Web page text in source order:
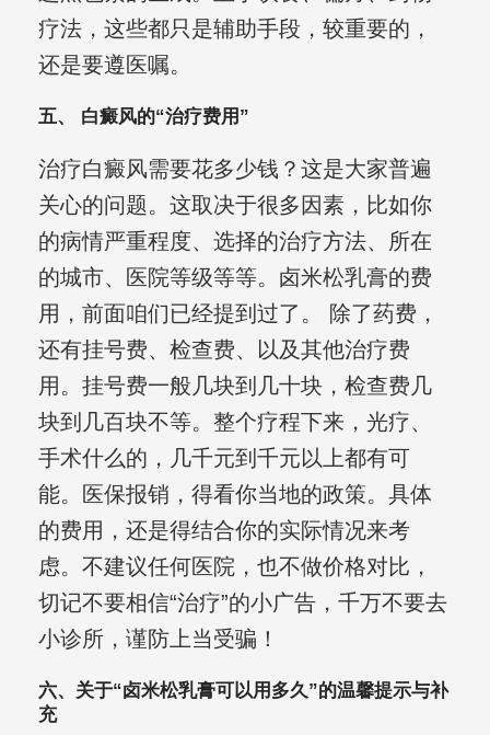
疗法，这些都只是辅助手段，较重要的，
还是要遵医嘱。
五、 白癜风的“治疗费用”
治疗白癜风需要花多少钱？这是大家普遍
关心的问题。这取决于很多因素，比如你
的病情严重程度、选择的治疗方法、所在
的城市、医院等级等等。卤米松乳膏的费
用，前面咱们已经提到过了。 除了药费，
还有挂号费、检查费、以及其他治疗费
用。挂号费一般几块到几十块，检查费几
块到几百块不等。整个疗程下来，光疗、
手术什么的，几千元到千元以上都有可
能。医保报销，得看你当地的政策。具体
的费用，还是得结合你的实际情况来考
虑。不建议任何医院，也不做价格对比，
切记不要相信“治疗”的小广告，千万不要去
小诊所，谨防上当受骗！
六、关于“卤米松乳膏可以用多久”的温馨提示与补
充